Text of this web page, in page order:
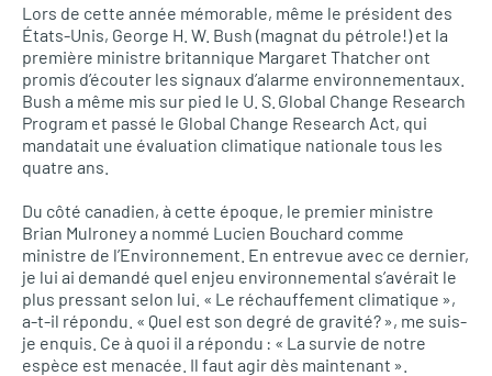
Lors de cette année mémorable, même le président des
États-Unis, George H. W. Bush (magnat du pétrole!) et la
première ministre britannique Margaret Thatcher ont
promis d’écouter les signaux d’alarme environnementaux.
Bush a même mis sur pied le U. S. Global Change Research
Program et passé le Global Change Research Act, qui
mandatait une évaluation climatique nationale tous les
quatre ans.
Du côté canadien, à cette époque, le premier ministre
Brian Mulroney a nommé Lucien Bouchard comme
ministre de l’Environnement. En entrevue avec ce dernier,
je lui ai demandé quel enjeu environnemental s’avérait le
plus pressant selon lui. « Le réchauffement climatique »,
a-t-il répondu. « Quel est son degré de gravité? », me suis-
je enquis. Ce à quoi il a répondu : « La survie de notre
espèce est menacée. Il faut agir dès maintenant ».